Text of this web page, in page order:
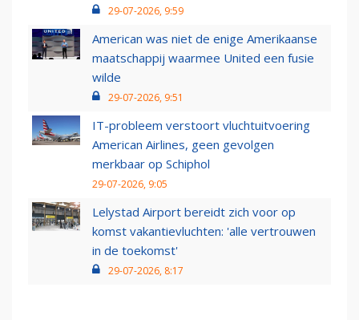
29-07-2026, 9:59
American was niet de enige Amerikaanse
maatschappij waarmee United een fusie
wilde
29-07-2026, 9:51
IT-probleem verstoort vluchtuitvoering
American Airlines, geen gevolgen
merkbaar op Schiphol
29-07-2026, 9:05
Lelystad Airport bereidt zich voor op
komst vakantievluchten: 'alle vertrouwen
in de toekomst'
29-07-2026, 8:17